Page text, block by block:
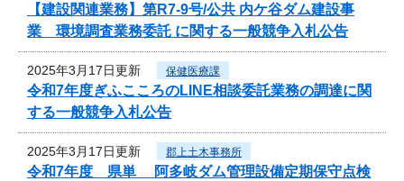
【建設関連業務】第R7-9号/公共 内ケ谷ダム建設事
業 環境調査業務委託 に関する一般競争入札公告
2025年3月17日更新 保健医療課
令和7年度ぎふこころのLINE相談委託業務の調達に関
する一般競争入札公告
2025年3月17日更新 郡上土木事務所
令和7年度 県単 阿多岐ダム管理設備定期保守点検